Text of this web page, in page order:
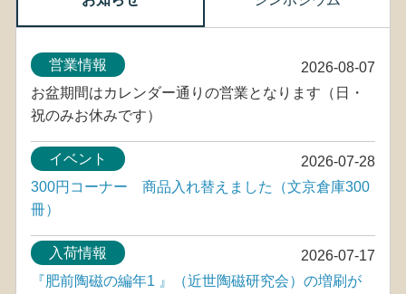
2026-08-07
営業情報
お盆期間はカレンダー通りの営業となります（日・
祝のみお休みです）
2026-07-28
イベント
300円コーナー 商品入れ替えました（文京倉庫300
冊）
2026-07-17
入荷情報
『肥前陶磁の編年1 』（近世陶磁研究会）の増刷が